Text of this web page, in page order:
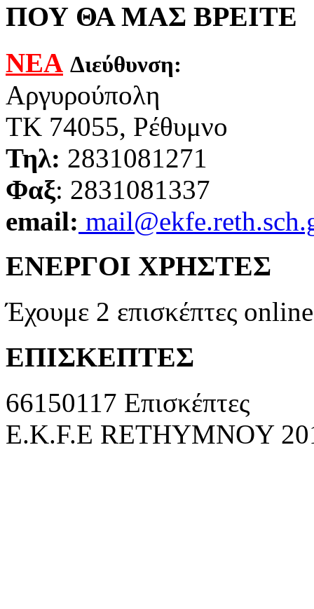
ΠΟΥ ΘΑ ΜΑΣ ΒΡΕΙΤΕ
ΝΕΑ Διεύθυνση:
Αργυρούπολη
ΤΚ 74055, Ρέθυμνο
Τηλ: 2831081271
Φαξ: 2831081337
email:
ΕΝΕΡΓΟΙ ΧΡΗΣΤΕΣ
Έχουμε 2 επισκέπτες online
ΕΠΙΣΚΕΠΤΕΣ
66150117 Επισκέπτες
E.K.F.E RETHYMNOY